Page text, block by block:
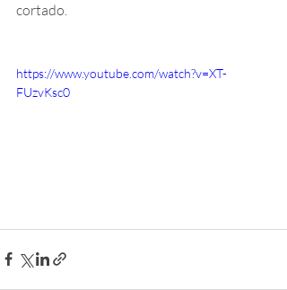
cortado.
https://www.youtube.com/watch?v=XT-
FUzvKsc0